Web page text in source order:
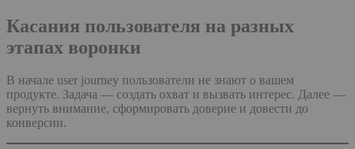
Касания пользователя на разных
этапах воронки
В начале user journey пользователи не знают о вашем
продукте. Задача — создать охват и вызвать интерес. Далее —
вернуть внимание, сформировать доверие и довести до
конверсии.